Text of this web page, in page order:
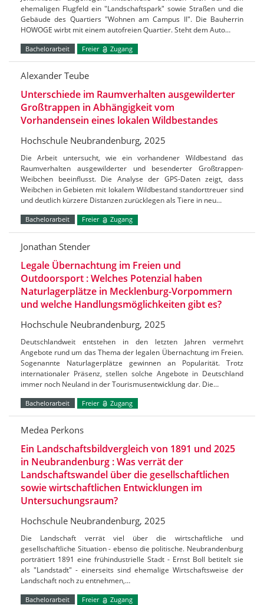
ehemaligen Flugfeld ein "Landschaftspark" sowie Straßen und die
Gebäude des Quartiers "Wohnen am Campus II". Die Bauherrin
HOWOGE wirbt mit einem autofreien Quartier. Steht dem Auto…
Bachelorarbeit Freier Zugang
Alexander Teube
Unterschiede im Raumverhalten ausgewilderter
Großtrappen in Abhängigkeit vom
Vorhandensein eines lokalen Wildbestandes
Hochschule Neubrandenburg, 2025
Die Arbeit untersucht, wie ein vorhandener Wildbestand das
Raumverhalten ausgewilderter und besenderter Großtrappen-
Weibchen beeinflusst. Die Analyse der GPS-Daten zeigt, dass
Weibchen in Gebieten mit lokalem Wildbestand standorttreuer sind
und deutlich kürzere Distanzen zurücklegen als Tiere in neu…
Bachelorarbeit Freier Zugang
Jonathan Stender
Legale Übernachtung im Freien und
Outdoorsport : Welches Potenzial haben
Naturlagerplätze in Mecklenburg-Vorpommern
und welche Handlungsmöglichkeiten gibt es?
Hochschule Neubrandenburg, 2025
Deutschlandweit entstehen in den letzten Jahren vermehrt
Angebote rund um das Thema der legalen Übernachtung im Freien.
Sogenannte Naturlagerplätze gewinnen an Popularität. Trotz
internationaler Präsenz, stellen solche Angebote in Deutschland
immer noch Neuland in der Tourismusentwicklung dar. Die…
Bachelorarbeit Freier Zugang
Medea Perkons
Ein Landschaftsbildvergleich von 1891 und 2025
in Neubrandenburg : Was verrät der
Landschaftswandel über die gesellschaftlichen
sowie wirtschaftlichen Entwicklungen im
Untersuchungsraum?
Hochschule Neubrandenburg, 2025
Die Landschaft verrät viel über die wirtschaftliche und
gesellschaftliche Situation - ebenso die politische. Neubrandenburg
porträtiert 1891 eine frühindustrielle Stadt - Ernst Boll betitelt sie
als "Landstadt" - einerseits sind ehemalige Wirtschaftsweise der
Landschaft noch zu entnehmen,…
Bachelorarbeit Freier Zugang